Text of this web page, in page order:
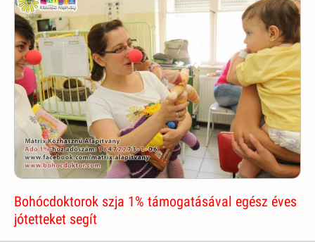
Bohócdoktorok szja 1% támogatásával egész éves
jótetteket segít